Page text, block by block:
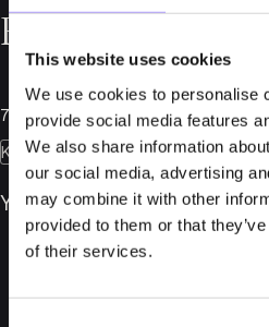
This website uses cookies
We use cookies to personalise
provide social media features
We also share information
our social media, advertising
may combine it with other
provided to them or that
of their services.
Relaterade
7 juli 2026
Konkurser
YMR Track Club AB i konkurs